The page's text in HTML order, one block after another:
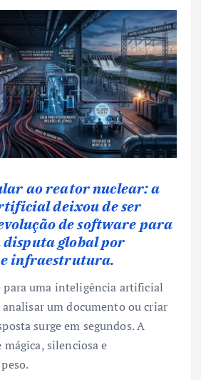
ao reator nuclear: a
deixou de ser
de software para
global por
infraestrutura.
para uma inteligência artificial
um documento ou criar
surge em segundos. A
silenciosa e